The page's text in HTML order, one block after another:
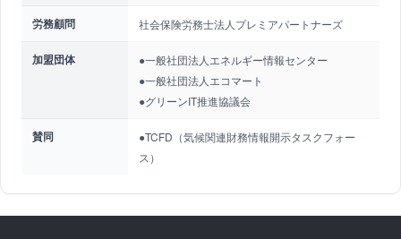
労務顧問 社会保険労務士法人プレミアパートナーズ
加盟団体
●一般社団法人エネルギー情報センター
●一般社団法人エコマート
●グリーンIT推進協議会
賛同
●TCFD（気候関連財務情報開示タスクフォー
ス）